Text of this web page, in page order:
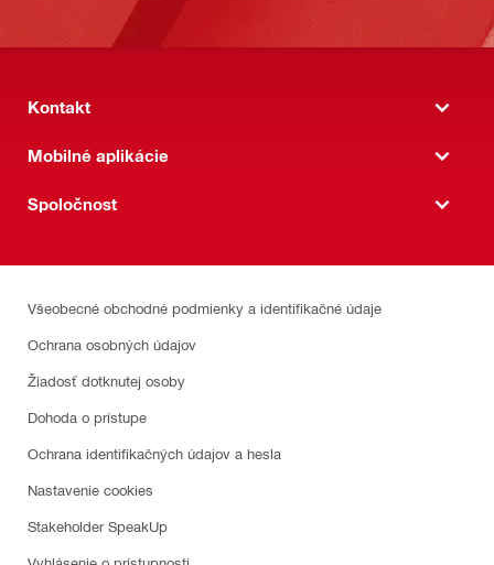
Kontakt
Mobilné aplikácie
Spoločnost
Všeobecné obchodné podmienky a identifikačné údaje
Ochrana osobných údajov
Žiadosť dotknutej osoby
Dohoda o prístupe
Ochrana identifikačných údajov a hesla
Nastavenie cookies
Stakeholder SpeakUp